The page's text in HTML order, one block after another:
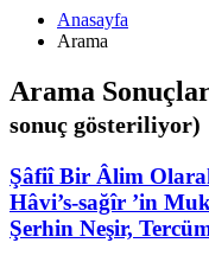
Anasayfa
Arama
Arama
sonuç gösteriliyor)
Şâfiî Bir Âlim
Hâvi’s-sağîr ’in
Şerhin Neşir,